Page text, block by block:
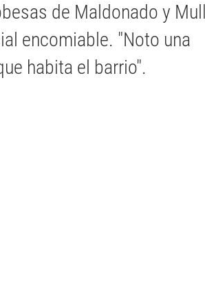
de Maldonado y
encomiable. "Noto una
habita el barrio".